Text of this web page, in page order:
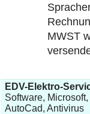
MWST
EDV-Elektro-
Software,
AutoCad, Antivirus